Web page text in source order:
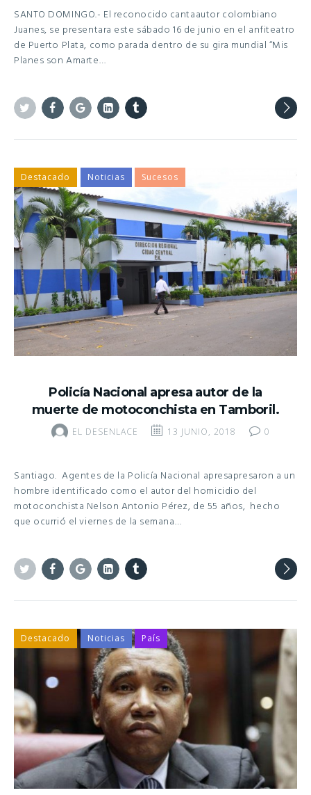
SANTO DOMINGO.- El reconocido cantaautor colombiano
Juanes, se presentara este sábado 16 de junio en el anfiteatro
de Puerto Plata, como parada dentro de su gira mundial “Mis
Planes son Amarte…
Policía Nacional apresa autor de la
muerte de motoconchista en Tamboril.
EL DESENLACE 13 JUNIO, 2018 0
Destacado Noticias Sucesos
Santiago. Agentes de la Policía Nacional apresapresaron a un
hombre identificado como el autor del homicidio del
motoconchista Nelson Antonio Pérez, de 55 años, hecho
que ocurrió el viernes de la semana…
Destacado Noticias País